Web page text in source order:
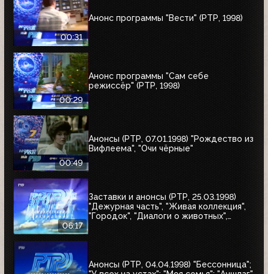
00:31
Анонс программы "Вести" (РТР, 1998)
00:29
Анонс программы "Сам себе
режиссёр" (РТР, 1998)
00:49
Анонсы (РТР, 07.01.1998) "Рождество из
Вифлеема", "Очи чёрные"
06:17
Заставки и анонсы (РТР, 25.03.1998)
"Дежурная часть", "Живая коллекция",
"Городок", "Диалоги о животных",
Анонсы (РТР, 04.04.1998) "Бессонница";